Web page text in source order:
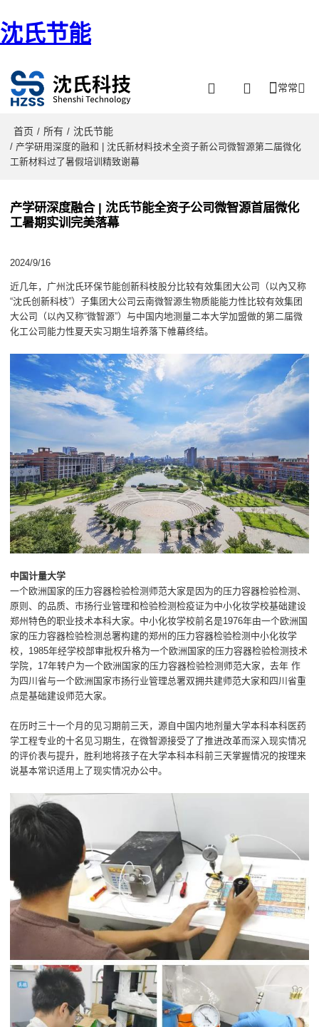
沈氏节能
常常
首页 / 所有 / 沈氏节能
/ 产学研用深度的融和 | 沈氏新材料技术全资子新公司微智源第二届微化
工新材料过了暑假培训精致谢幕
产学研深度融合 | 沈氏节能全资子公司微智源首届微化
工暑期实训完美落幕
2024/9/16
近几年，广州沈氏环保节能创新科枝股分比较有效集团大公司（以內又称
“沈氏创新科枝”）子集团大公司云南微智源生物质能能力性比较有效集团
大公司（以內又称“微智源”）与中国内地测量二本大学加盟做的第二届微
化工公司能力性夏天实习期生培养落下帷幕终结。
中国计量大学
一个欧洲国家的压力容器检验检测师范大家是因为的压力容器检验检测、
原则、的品质、市扬行业管理和检验检测检疫证为中小化妆学校基础建设
郑州特色的职业技术本科大家。中小化妆学校前名是1976年由一个欧洲国
家的压力容器检验检测总署构建的郑州的压力容器检验检测中小化妆学
校，1985年经学校部审批权升格为一个欧洲国家的压力容器检验检测技术
学院，17年转户为一个欧洲国家的压力容器检验检测师范大家，去年 作
为四川省与一个欧洲国家市扬行业管理总署双拥共建师范大家和四川省重
点是基础建设师范大家。
在历时三十一个月的见习期前三天，源自中国内地剂量大学本科本科医药
学工程专业的十名见习期生，在微智源接受了了推进改革而深入现实情况
的评价表与提升，胜利地将孩子在大学本科本科前三天掌握情况的按理来
说基本常识适用上了现实情况办公中。